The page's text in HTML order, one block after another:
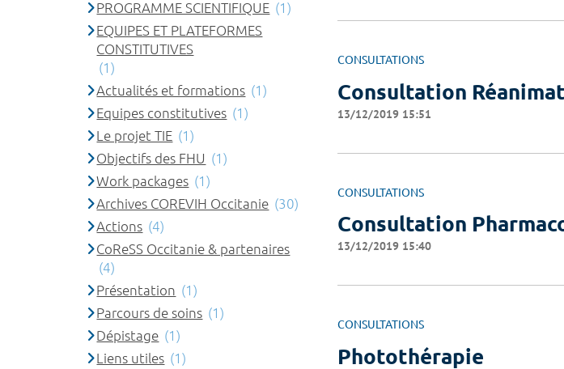
CONSULTATIONS
Consultation
13/12/2019 15:51
CONSULTATIONS
Consultation
13/12/2019 15:40
CONSULTATIONS
Photothérapie
PROGRAMME SCIENTIFIQUE (1)
EQUIPES ET PLATEFORMES
CONSTITUTIVES
(1)
Actualités et formations (1)
Equipes constitutives (1)
Le projet TIE (1)
Objectifs des FHU (1)
Work packages (1)
Archives COREVIH Occitanie (30)
Actions (4)
CoReSS Occitanie & partenaires
(4)
Présentation (1)
Parcours de soins (1)
Dépistage (1)
Liens utiles (1)